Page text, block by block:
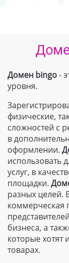
Домен bingo-
уровня.
физические,
сложностей с
в
оформлении.
использовать
услуг, в
площадки.
разных целей.
коммерческая
бизнеса, а
которые хотят
товарах.